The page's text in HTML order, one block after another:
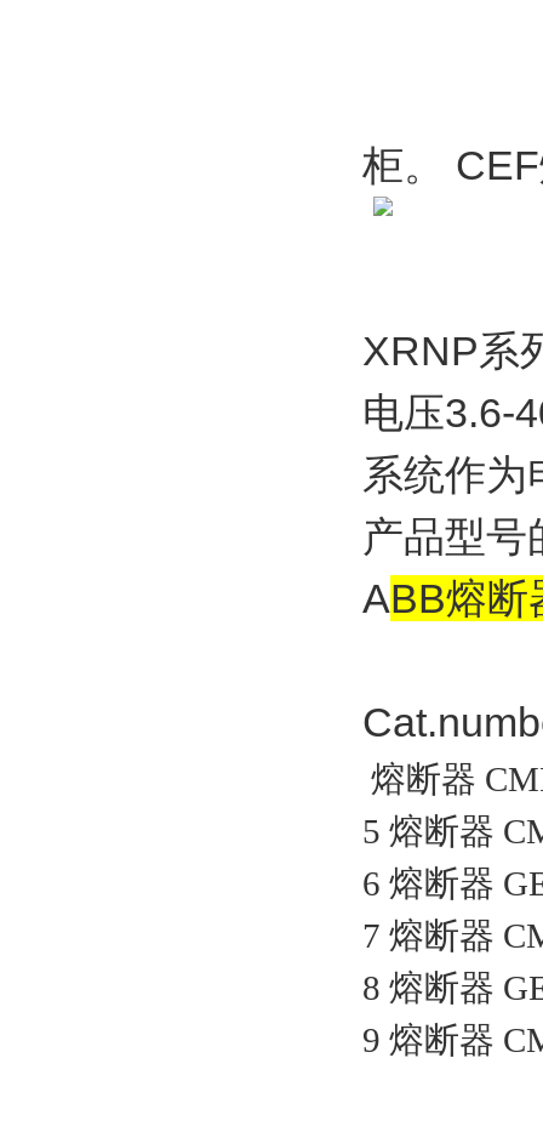
柜。
XRNP系
电压3.6-
系统作为
产品型号
ABB熔断
熔断器
5 熔断器
6 熔断器
7 熔断器
8 熔断器
9 熔断器